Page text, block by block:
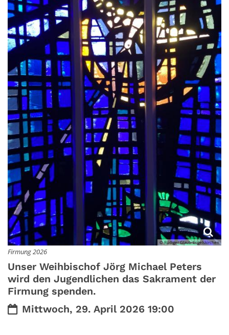
© Rüdiger Glaub-Engelskirchen
Firmung 2026
Unser Weihbischof Jörg Michael Peters
wird den Jugendlichen das Sakrament der
Firmung spenden.
Datum:
Mittwoch, 29. April 2026 19:00